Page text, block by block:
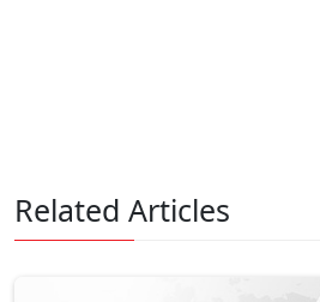
Related Articles